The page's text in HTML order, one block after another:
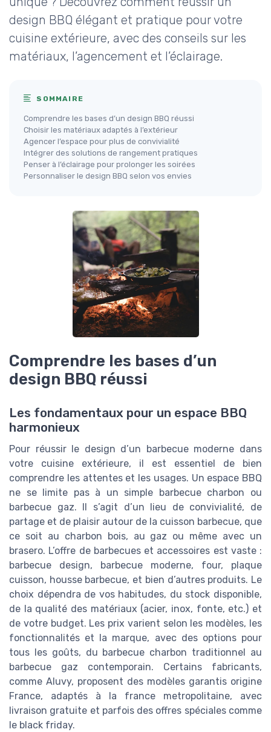
design BBQ élégant et pratique pour votre
cuisine extérieure, avec des conseils sur les
matériaux, l’agencement et l’éclairage.
SOMMAIRE
Comprendre les bases d’un design BBQ réussi
Choisir les matériaux adaptés à l’extérieur
Agencer l’espace pour plus de convivialité
Intégrer des solutions de rangement pratiques
Penser à l’éclairage pour prolonger les soirées
Personnaliser le design BBQ selon vos envies
Comprendre les bases d’un
design BBQ réussi
Les fondamentaux pour un espace BBQ
harmonieux
Pour réussir le design d’un barbecue moderne dans
votre cuisine extérieure, il est essentiel de bien
comprendre les attentes et les usages. Un espace BBQ
ne se limite pas à un simple barbecue charbon ou
barbecue gaz. Il s’agit d’un lieu de convivialité, de
partage et de plaisir autour de la cuisson barbecue, que
ce soit au charbon bois, au gaz ou même avec un
brasero. L’offre de barbecues et accessoires est vaste :
barbecue design, barbecue moderne, four, plaque
cuisson, housse barbecue, et bien d’autres produits. Le
choix dépendra de vos habitudes, du stock disponible,
de la qualité des matériaux (acier, inox, fonte, etc.) et
de votre budget. Les prix varient selon les modèles, les
fonctionnalités et la marque, avec des options pour
tous les goûts, du barbecue charbon traditionnel au
barbecue gaz contemporain. Certains fabricants,
comme Aluvy, proposent des modèles garantis origine
France, adaptés à la france metropolitaine, avec
livraison gratuite et parfois des offres spéciales comme
le black friday.